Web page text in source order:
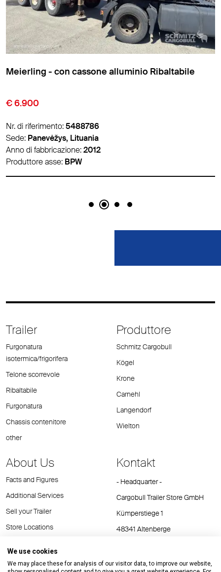
Meierling - con cassone alluminio Ribaltabile
€ 6.900
Nr. di riferimento:5488786
Sede: Panevėžys, Lituania
Anno di fabbricazione:2012
Produttore asse: BPW
Trailer
Furgonatura
isotermica/frigorifera
Telone scorrevole
Ribaltabile
Furgonatura
Chassis contenitore
other
Produttore
Schmitz Cargobull
Kögel
Krone
Carnehl
Langendorf
Wielton
About Us
Facts and Figures
Additional Services
Sell your Trailer
Store Locations
Kontakt
- Headquarter -
Cargobull Trailer Store GmbH
Kümperstiege 1
48341 Altenberge
E-Mail:cts@cargobull.com
We use cookies
We may place these for analysis of our visitor data, to improve our website,